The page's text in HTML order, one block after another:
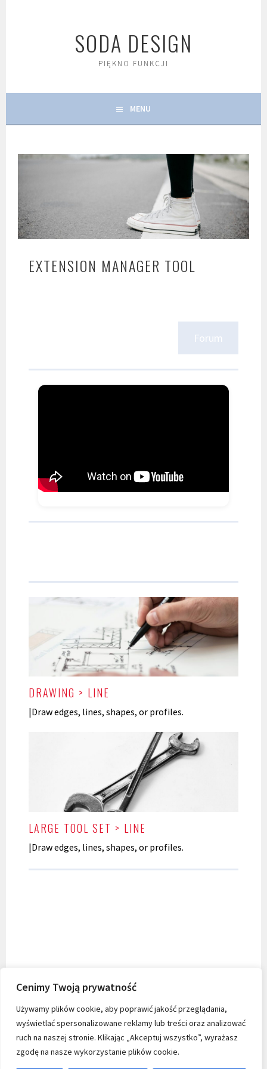
Cenimy Twoją prywatność
Używamy plików cookie, aby poprawić jakość przeglądania,
wyświetlać spersonalizowane reklamy lub treści oraz analizować
ruch na naszej stronie. Klikając „Akceptuj wszystko”, wyrażasz
zgodę na nasze wykorzystanie plików cookie.
SODA DESIGN
PIĘKNO FUNKCJI
MENU
EXTENSION MANAGER TOOL
Forum
DRAWING > LINE
|Draw edges, lines, shapes, or profiles.
LARGE TOOL SET > LINE
|Draw edges, lines, shapes, or profiles.